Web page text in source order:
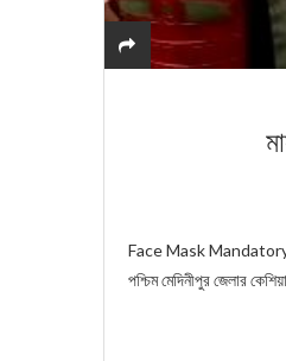
Face Mask Mandatory
পশ্চিম মেদিনীপুর জেলার